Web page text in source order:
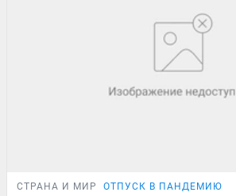
СТРАНА И МИР ОТПУСК В ПАНДЕМИЮ